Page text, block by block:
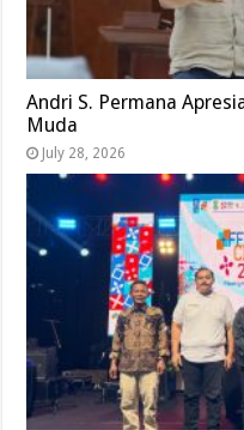
Andri S. Permana
Muda
July 28, 2026